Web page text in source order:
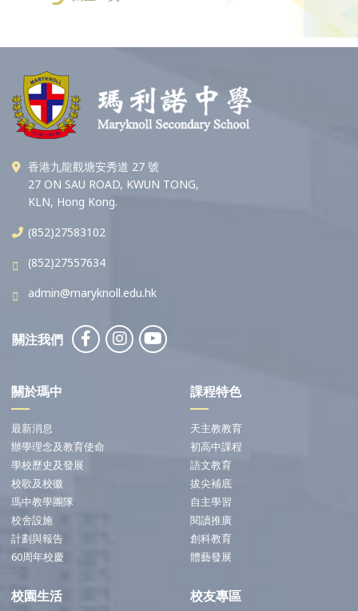
香港九龍觀塘安秀道 27 號
27 ON SAU ROAD, KWUN TONG,
KLN, Hong Kong.
(852)27583102
(852)27557634
admin@maryknoll.edu.hk
關注我們
關於瑪中
最新消息
辦學理念及教育使命
學校歷史及發展
校歌及校徽
瑪中教學團隊
校舍設施
計劃與報告
60周年校慶
課程特色
天主教教育
初高中課程
語文教育
拔尖補底
自主學習
閱讀推廣
創科教育
體藝發展
校園生活 校友專區